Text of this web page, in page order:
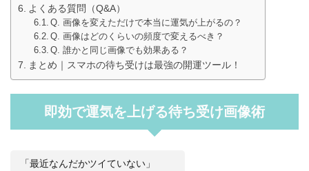
よくある質問（Q&A）
Q. 画像を変えただけで本当に運気が上がるの？
Q. 画像はどのくらいの頻度で変えるべき？
Q. 誰かと同じ画像でも効果ある？
まとめ｜スマホの待ち受けは最強の開運ツール！
即効で運気を上げる待ち受け画像術
「最近なんだかツイていない」